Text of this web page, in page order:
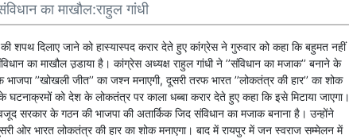
का माखौल:राहुल गांधी
शपथ दिलाए जाने को हास्यास्पद करार देते हुए कांग्रेस ने गुरुवार को कहा कि बहुमत नहीं
का माखौल उ़डाया है। कांग्रेस अध्यक्ष राहुल गांधी ने ’’संविधान का मजाक’’ बनाने के
’’खोखली जीत’’ का जश्न मनाएगी, दूसरी तरफ भारत ’’लोकतंत्र की हार’’ का शोक
घटनाक्रमों को देश के लोकतंत्र पर काला धब्बा करार देते हुए कहा कि इसे मिटाया जाएगा।
सरकार के गठन की भाजपा की अतार्किक जिद संविधान का मजाक बनाना है। उन्होंने
ओर भारत लोकतंत्र की हार का शोक मनाएगा। बाद में रायपुर में जन स्वराज सम्मेलन में